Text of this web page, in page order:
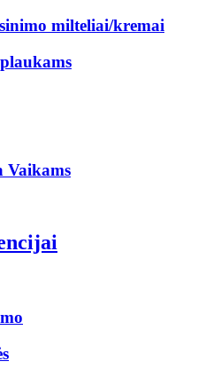
milteliai/kremai
Vaikams